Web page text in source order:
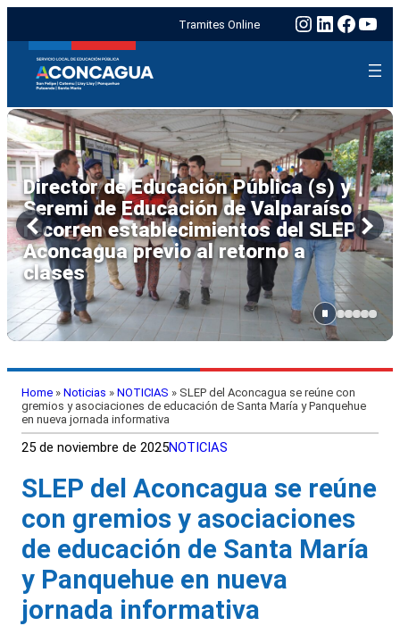
Tramites Online Instagram
LinkedIn
Seremi de Educación y SLEP
Aconcagua encabezan trabajo
interinstitucional de emergencia en
Escuela Viña Errázuriz
de Panquehue
Home » Noticias » NOTICIAS » SLEP del Aconcagua se reúne con
gremios y asociaciones de educación de Santa María y Panquehue
en nueva jornada informativa
25 de noviembre de 2025NOTICIAS
SLEP del Aconcagua se reúne
con gremios y asociaciones
de educación de Santa María
y Panquehue en nueva
jornada informativa